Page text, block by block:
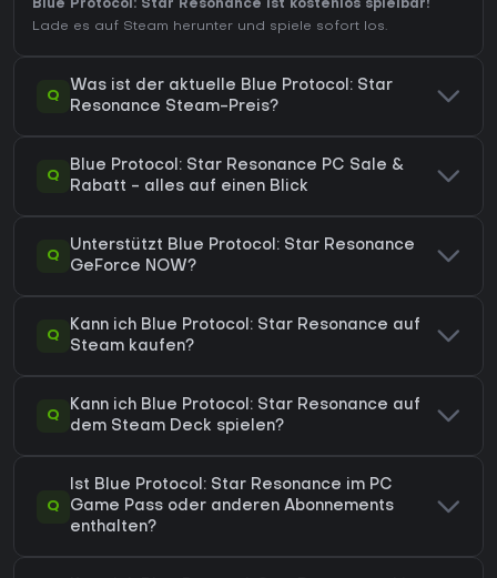
Blue Protocol: Star Resonance ist kostenlos spielbar!
Lade es auf Steam herunter und spiele sofort los.
Q
Was ist der aktuelle Blue Protocol: Star
Resonance Steam-Preis?
Q
Blue Protocol: Star Resonance PC Sale &
Rabatt - alles auf einen Blick
Q
Unterstützt Blue Protocol: Star Resonance
GeForce NOW?
Q
Kann ich Blue Protocol: Star Resonance auf
Steam kaufen?
Q
Kann ich Blue Protocol: Star Resonance auf
dem Steam Deck spielen?
Q
Ist Blue Protocol: Star Resonance im PC
Game Pass oder anderen Abonnements
enthalten?